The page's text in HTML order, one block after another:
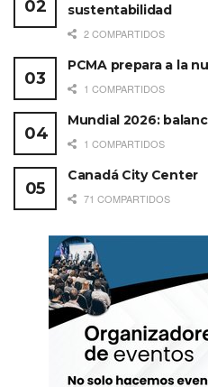
sustentabilidad
2 COMPARTIDOS
PCMA prepara a la
1 COMPARTIDOS
Mundial 2026:
1 COMPARTIDOS
Canadá City Center
71 COMPARTIDOS